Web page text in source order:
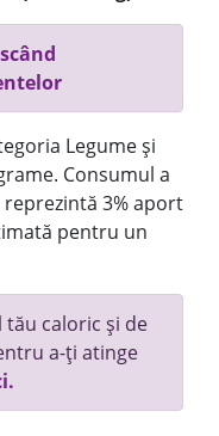
Legume și
Consumul a
3% aport
pentru un
tău caloric și de
a-ți atinge